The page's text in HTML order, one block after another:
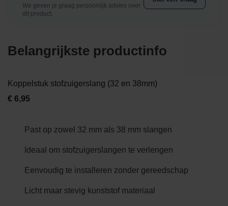
We geven je graag persoonlijk advies over
dit product.
Belangrijkste productinfo
Koppelstuk stofzuigerslang (32 en 38mm)
€ 6,95
Past op zowel 32 mm als 38 mm slangen
Ideaal om stofzuigerslangen te verlengen
Eenvoudig te installeren zonder gereedschap
Licht maar stevig kunststof materiaal